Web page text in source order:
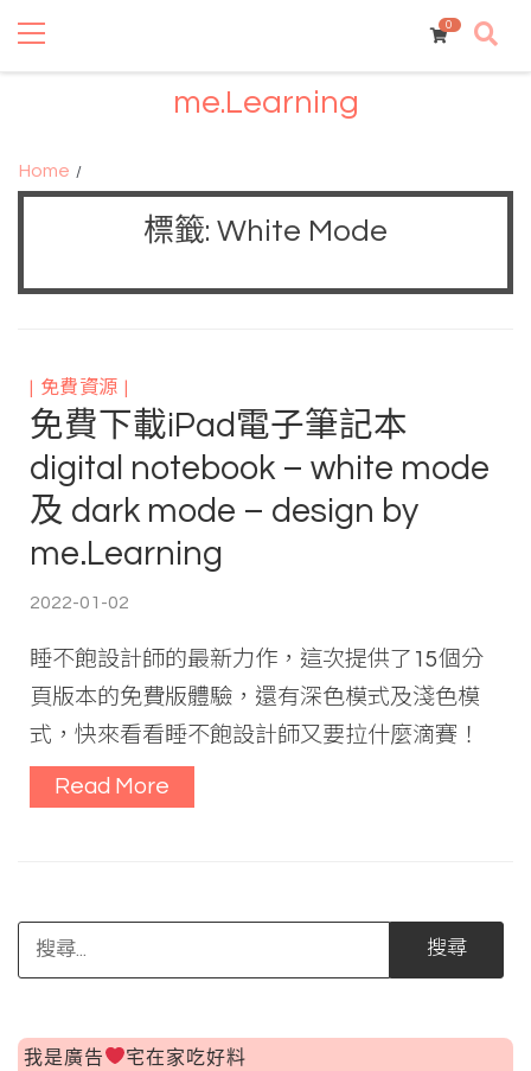
to
navigation
to
content
0
me.Learning
Home
標籤: White Mode
免費資源
免費下載iPad電子筆記本
digital notebook – white mode
及 dark mode – design by
me.Learning
2022-01-02
睡不飽設計師的最新力作，這次提供了15個分
頁版本的免費版體驗，還有深色模式及淺色模
式，快來看看睡不飽設計師又要拉什麼滴賽！
Read More
搜
尋
字:
我是廣告 宅在家吃好料